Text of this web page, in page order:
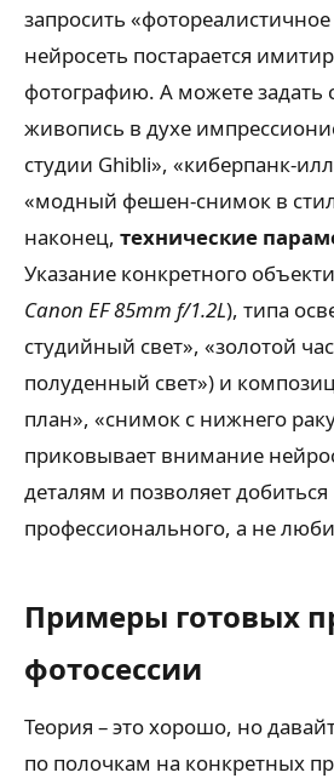
запросить
нейросеть постарается
фотографию. А можете задать
живопись в духе
студии Ghibli», «киберпанк-
«модный фешен-снимок в
наконец, технические
Указание конкретного
Canon EF 85mm f/1.2L), типа
студийный свет», «золотой
полуденный свет») и
план», «снимок с нижнего
приковывает внимание
деталям и позволяет добиться
профессионального, а не
Примеры готовых
фотосессии
Теория – это хорошо, но
по полочкам на конкретных